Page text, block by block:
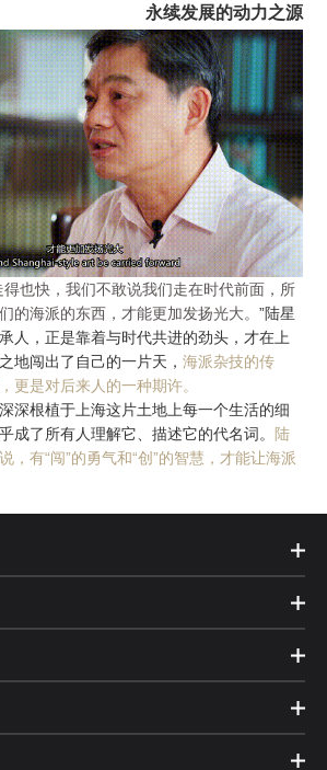
永续发展的动力之源
得也快，我们不敢说我们走在时代前面，所
的海派的东西，才能更加发扬光大。”陆星
人，正是靠着与时代共进的劲头，才在上
地闯出了自己的一片天，海派杂技的传
更是对后来人的一种期许。
深根植于上海这片土地上每一个生活的细
成了所有人理解它、描述它的代名词。 陆
，有“闯”的勇气和“创”的智慧，才能让海派